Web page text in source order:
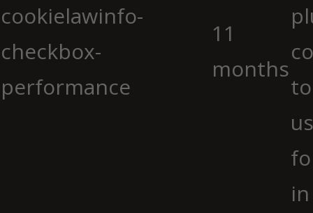
cookielawinfo-
checkbox-
performance
11
months